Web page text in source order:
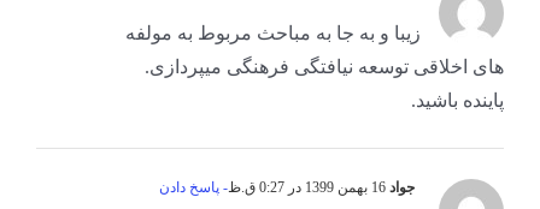
زیبا و به جا به مباحث مربوط به مولفه
های اخلاقی توسعه نیافتگی فرهنگی میپردازی.
پاینده باشید.
جواد - پاسخ دادن